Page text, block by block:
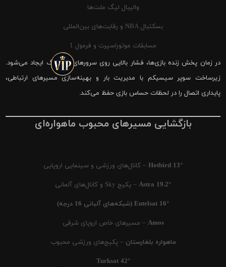
والیبال لیگ ملت‌ها
بسکتبال NBA و رقابت‌های بین‌المللی
مسابقات موتوراسپرت و فرمول 1
در زمان پخش زنده بازی‌ها، فشار بالایی روی سرورهای شیرینگ ایجاد می‌شود.
زیرساخت سوپر سیسیکم با مدیریت بار و بهینه‌سازی مسیرهای ارتباطی،
پایداری اتصال را در لحظات حساس بازی حفظ می‌کند.
بازگشایی مسیرهای محبوب ماهواره‌ای
Hotbird 13° – کانال‌های ورزشی و سینمایی اروپایی
Astra 19.2° – پکیج Sky و کانال‌های آلمانی
Eutelsat 16° (شبکه‌های آلبانی 16 درجه)
Amos – مسیرهای خاص اروپای شرقی
ماهواره بلغارستان – پکیج‌های ورزشی محبوب
Turksat 42°